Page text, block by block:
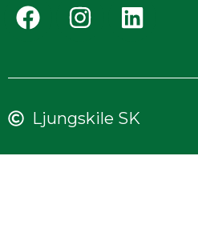
Ljungskile SK